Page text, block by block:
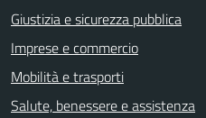
Giustizia e sicurezza pubblica
Imprese e commercio
Mobilità e trasporti
Salute, benessere e assistenza